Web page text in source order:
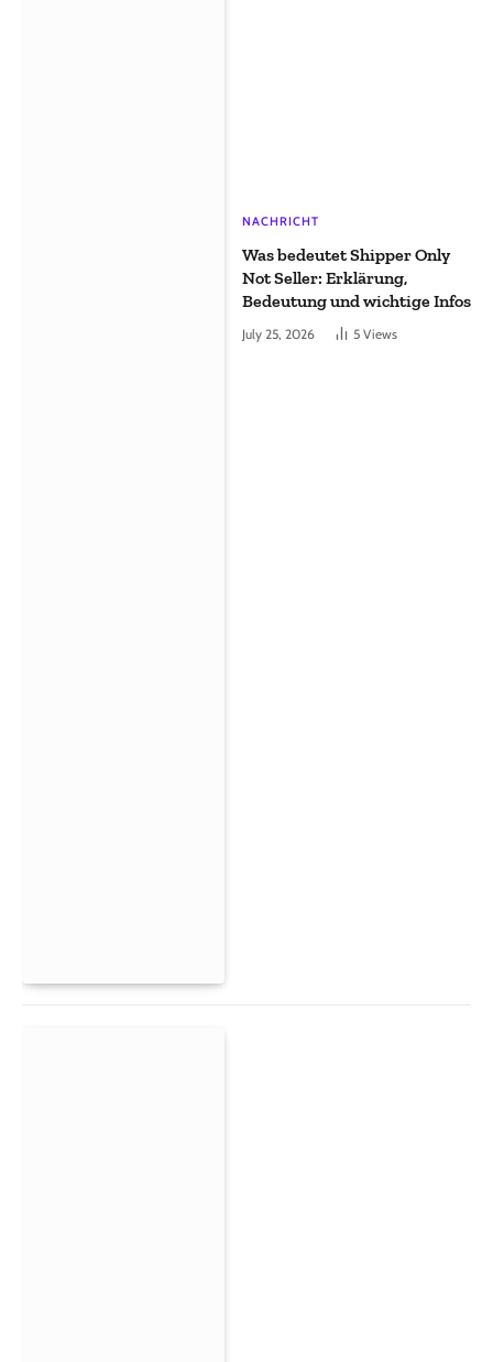
NACHRICHT
Was bedeutet Shipper Only
Not Seller: Erklärung,
Bedeutung und wichtige Infos
July 25, 2026 5 Views